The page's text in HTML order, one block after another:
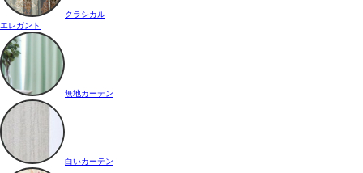
クラシカル
エレガント
無地カーテン
白いカーテン